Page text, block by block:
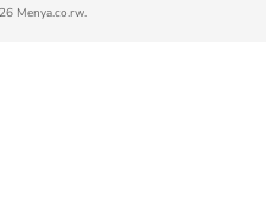
Menya.co.rw.